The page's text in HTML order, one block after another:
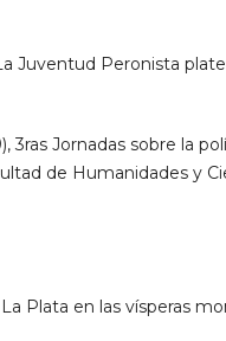
Juventud Peronista
3ras Jornadas sobre la
de Humanidades y
Plata en las vísperas